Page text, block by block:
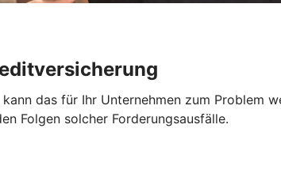
das für Ihr Unternehmen zum Problem
Folgen solcher Forderungsausfälle.